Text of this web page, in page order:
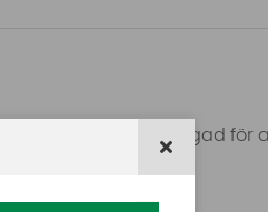
Du måste vara inloggad för